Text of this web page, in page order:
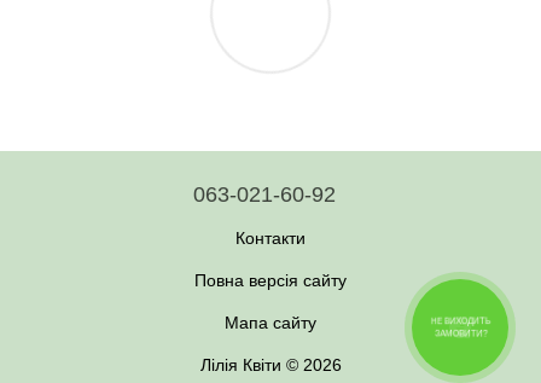
063-021-60-92
Контакти
Повна версія сайту
Мапа сайту
Лілія Квіти © 2026
НЕ ВИХОДИТЬ
ЗАМОВИТИ?